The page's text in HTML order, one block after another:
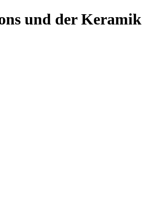
und der Keramik